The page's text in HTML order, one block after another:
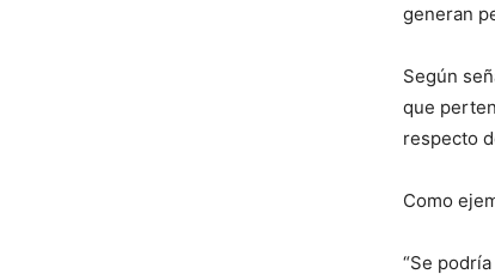
generan
Según
que
respecto
Como
“Se